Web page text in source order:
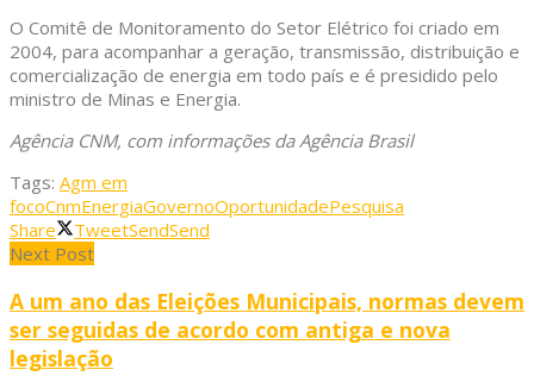
O Comitê de Monitoramento do Setor Elétrico foi criado em
2004, para acompanhar a geração, transmissão, distribuição e
comercialização de energia em todo país e é presidido pelo
ministro de Minas e Energia.
Agência CNM, com informações da Agência Brasil
Tags: Agm em
focoCnmEnergiaGovernoOportunidadePesquisa
Share
TweetSendSend
Next Post
A um ano das Eleições Municipais, normas devem
ser seguidas de acordo com antiga e nova
legislação